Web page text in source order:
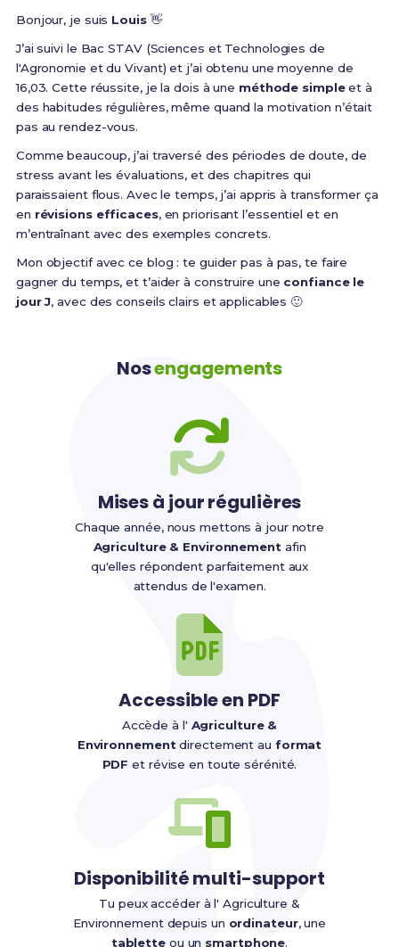
Bonjour, je suis Louis👋
J’ai suivi le Bac STAV (Sciences et Technologies de
l'Agronomie et du Vivant) et j’ai obtenu une moyenne de
16,03. Cette réussite, je la dois à une méthode simpleet à
des habitudes régulières, même quand la motivation n’était
pas au rendez-vous.
Comme beaucoup, j’ai traversé des périodes de doute, de
stress avant les évaluations, et des chapitres qui
paraissaient flous. Avec le temps, j’ai appris à transformer ça
en révisions efficaces, en priorisant l’essentiel et en
m’entraînant avec des exemples concrets.
Mon objectif avec ce blog : te guider pas à pas, te faire
gagner du temps, et t’aider à construire une confiance le
jour J, avec des conseils clairs et applicables 🙂
Nosengagements
Mises à jour régulières
Chaque année, nous mettons à jour notre
Agriculture & Environnement afin
qu'elles répondent parfaitement aux
attendus de l'examen.
Accessible en PDF
Accède à l' Agriculture &
Environnement directement au format
PDF et révise en toute sérénité.
Disponibilité multi-support
Tu peux accéder à l' Agriculture &
Environnement depuis un ordinateur, une
tabletteou un smartphone.